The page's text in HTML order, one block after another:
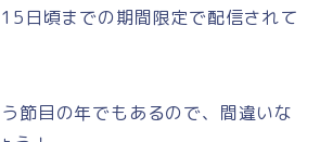
日頃までの期間限定で配信されて
節目の年でもあるので、間違いな